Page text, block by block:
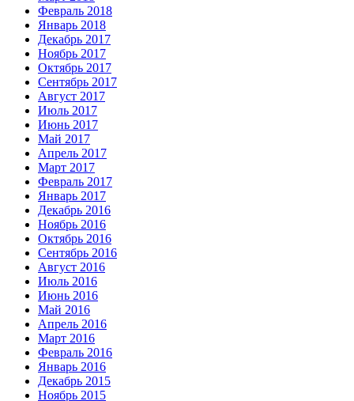
Февраль 2018
Январь 2018
Декабрь 2017
Ноябрь 2017
Октябрь 2017
Сентябрь 2017
Август 2017
Июль 2017
Июнь 2017
Май 2017
Апрель 2017
Март 2017
Февраль 2017
Январь 2017
Декабрь 2016
Ноябрь 2016
Октябрь 2016
Сентябрь 2016
Август 2016
Июль 2016
Июнь 2016
Май 2016
Апрель 2016
Март 2016
Февраль 2016
Январь 2016
Декабрь 2015
Ноябрь 2015